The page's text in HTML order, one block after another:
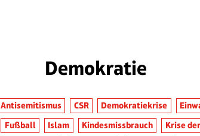
Demokratie
Antisemitismus CSR Demokratiekrise
Fußball Islam Kindesmissbrauch Krise